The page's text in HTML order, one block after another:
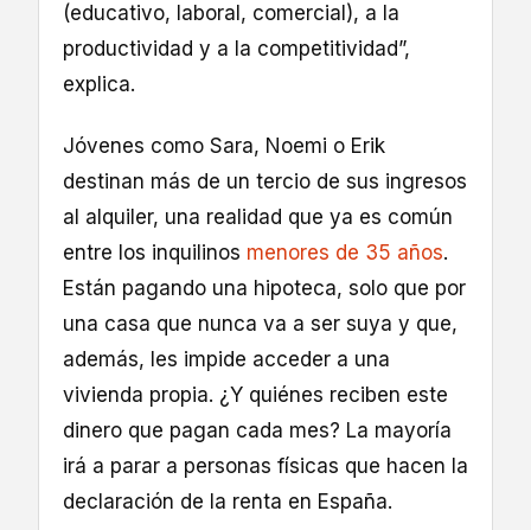
(educativo, laboral, comercial), a la
productividad y a la competitividad”,
explica.
Jóvenes como Sara, Noemi o Erik
destinan más de un tercio de sus ingresos
al alquiler, una realidad que ya es común
entre los inquilinos menores de 35 años.
Están pagando una hipoteca, solo que por
una casa que nunca va a ser suya y que,
además, les impide acceder a una
vivienda propia. ¿Y quiénes reciben este
dinero que pagan cada mes? La mayoría
irá a parar a personas físicas que hacen la
declaración de la renta en España.